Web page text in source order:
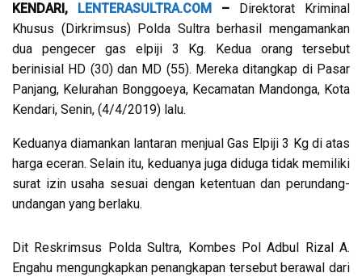
KENDARI, LENTERASULTRA.COM – Direktorat Kriminal
Khusus (Dirkrimsus) Polda Sultra berhasil mengamankan
dua pengecer gas elpiji 3 Kg. Kedua orang tersebut
berinisial HD (30) dan MD (55). Mereka ditangkap di Pasar
Panjang, Kelurahan Bonggoeya, Kecamatan Mandonga, Kota
Kendari, Senin, (4/4/2019) lalu.
Keduanya diamankan lantaran menjual Gas Elpiji 3 Kg di atas
harga eceran. Selain itu, keduanya juga diduga tidak memiliki
surat izin usaha sesuai dengan ketentuan dan perundang-
undangan yang berlaku.
Dit Reskrimsus Polda Sultra, Kombes Pol Adbul Rizal A.
Engahu mengungkapkan penangkapan tersebut berawal dari